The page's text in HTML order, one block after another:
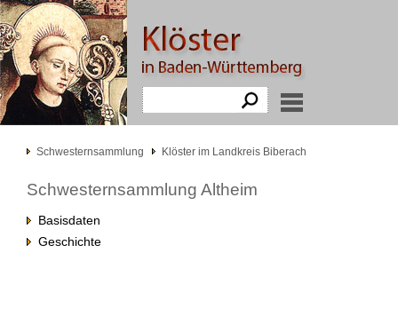
Schwesternsammlung Klöster im Landkreis Biberach
Schwesternsammlung Altheim
Basisdaten
Geschichte